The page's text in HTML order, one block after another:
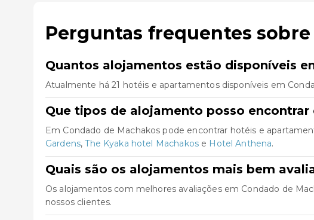
Perguntas frequentes
Quantos alojamentos estão disponíveis
Atualmente há 21 hotéis e apartamentos disponíveis em
Que tipos de alojamento posso encontrar
Em Condado de Machakos pode encontrar hotéis e
Gardens,The Kyaka hotel Machakose Hotel Anthena.
Quais são os alojamentos mais bem
Os alojamentos com melhores avaliações em Condado de
nossos clientes.